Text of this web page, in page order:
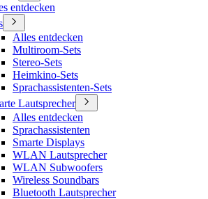
entdecken
Alles entdecken
Multiroom-Sets
Stereo-Sets
Heimkino-Sets
Sprachassistenten-Sets
Lautsprecher
Alles entdecken
Sprachassistenten
Smarte Displays
WLAN Lautsprecher
WLAN Subwoofers
Wireless Soundbars
Bluetooth Lautsprecher